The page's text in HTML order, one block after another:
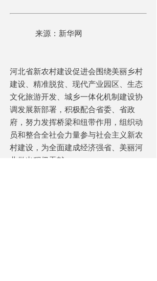
来源：新华网
河北省新农村建设促进会围绕美丽乡村
建设、精准脱贫、现代产业园区、生态
文化旅游开发、城乡一体化机制建设协
调发展新部署，积极配合省委、省政
府，努力发挥桥梁和纽带作用，组织动
员和整合全社会力量参与社会主义新农
村建设，为全面建成经济强省、美丽河
北做出积极贡献。